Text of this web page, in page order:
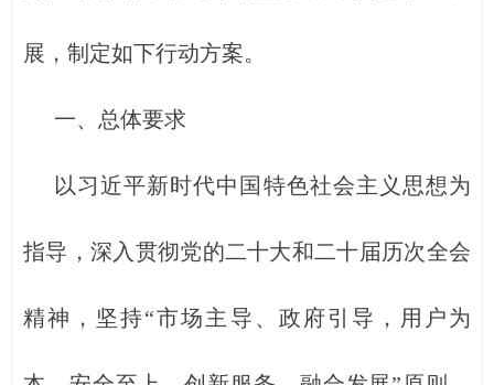
展，制定如下行动方案。
一、总体要求
以习近平新时代中国特色社会主义思想为
指导，深入贯彻党的二十大和二十届历次全会
精神，坚持“市场主导、政府引导，用户为